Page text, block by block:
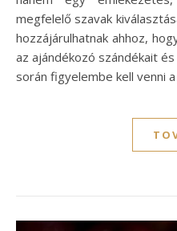
megfelelő szavak
hozzájárulhatnak ahhoz,
az ajándékozó szándékait
során figyelembe kell venni